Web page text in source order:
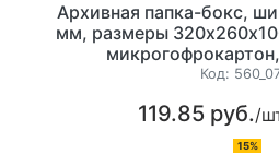
Архивная папка-бокс,
мм, размеры
Код:
119.85 руб./
15%